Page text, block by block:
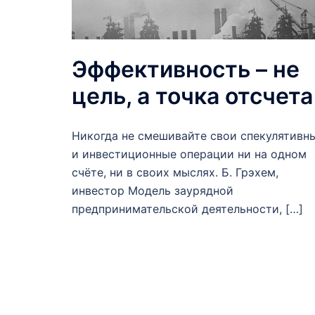
Эффективность – не
цель, а точка отсчета
Никогда не смешивайте свои
и инвестиционные операции ни на одном
счёте, ни в своих мыслях. Б. Грэхем,
инвестор Модель заурядной
предпринимательской деятельности, […]